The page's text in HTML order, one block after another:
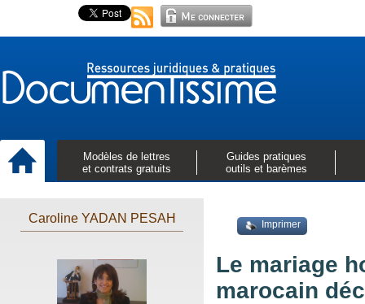
Modèles de lettres
et contrats gratuits
Guides pratiques
outils et barèmes
Caroline YADAN PESAH Imprimer
Le mariage
marocain